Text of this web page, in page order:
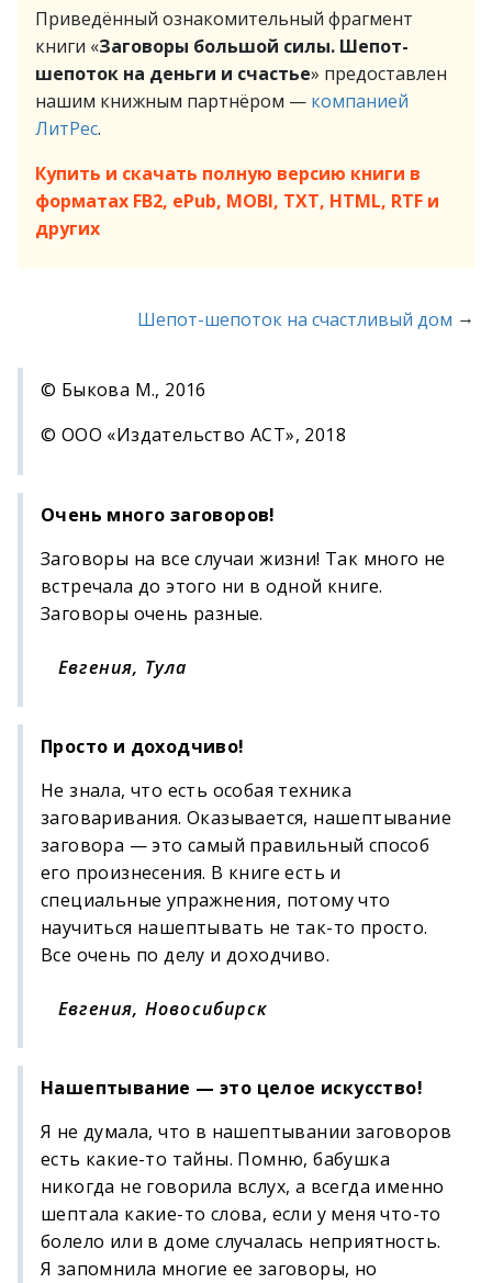
Приведённый ознакомительный фрагмент
книги «Заговоры большой силы. Шепот-
шепоток на деньги и счастье» предоставлен
нашим книжным партнёром — компанией
ЛитРес.
Купить и скачать полную версию книги в
форматах FB2, ePub, MOBI, TXT, HTML, RTF и
других
Шепот-шепоток на счастливый дом →
© Быкова М., 2016
© ООО «Издательство АСТ», 2018
Очень много заговоров!
Заговоры на все случаи жизни! Так много не
встречала до этого ни в одной книге.
Заговоры очень разные.
Евгения, Тула
Просто и доходчиво!
Не знала, что есть особая техника
заговаривания. Оказывается, нашептывание
заговора — это самый правильный способ
его произнесения. В книге есть и
специальные упражнения, потому что
научиться нашептывать не так-то просто.
Все очень по делу и доходчиво.
Евгения, Новосибирск
Нашептывание — это целое искусство!
Я не думала, что в нашептывании заговоров
есть какие-то тайны. Помню, бабушка
никогда не говорила вслух, а всегда именно
шептала какие-то слова, если у меня что-то
болело или в доме случалась неприятность.
Я запомнила многие ее заговоры, но